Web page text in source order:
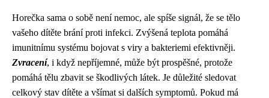
Horečka sama o sobě není nemoc, ale spíše signál, že se tělo
vašeho dítěte brání proti infekci. Zvýšená teplota pomáhá
imunitnímu systému bojovat s viry a bakteriemi efektivněji.
Zvracení, i když nepříjemné, může být prospěšné, protože
pomáhá tělu zbavit se škodlivých látek. Je důležité sledovat
celkový stav dítěte a všímat si dalších symptomů. Pokud má